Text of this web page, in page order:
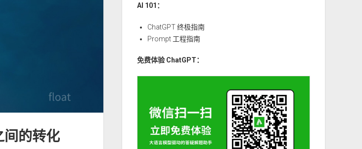
间的转化
AI 101：
ChatGPT 终极指南
Prompt 工程指南
免费体验 ChatGPT：